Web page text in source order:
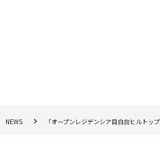
NEWS 「オープンレジデンシア目白台ヒルト